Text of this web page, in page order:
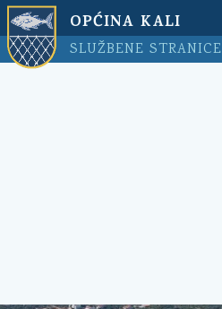
OPĆINA KALI
SLUŽBENE STRANICE